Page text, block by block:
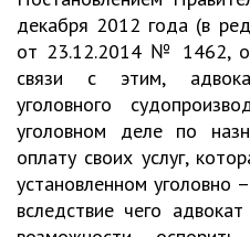
декабря 2012 года (в
от 23.12.2014 № 1462,
связи с этим,
уголовного
уголовном деле по
оплату своих услуг,
установленном уголовно
вследствие чего